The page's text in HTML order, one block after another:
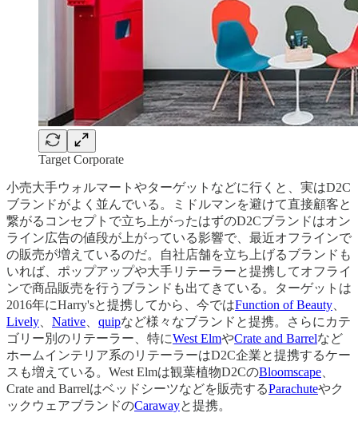
Target Corporate
小売大手ウォルマートやターゲットなどに行くと、実はD2C
ブランドがよく並んでいる。ミドルマンを避けて直接顧客と
繋がるコンセプトで立ち上がったはずのD2Cブランドはオン
ライン広告の値段が上がっている影響で、最近オフラインで
の販売が増えているのだ。自社店舗を立ち上げるブランドも
いれば、ポップアップや大手リテーラーと提携してオフライ
ンで商品販売を行うブランドも出てきている。ターゲットは
2016年にHarry'sと提携してから、今ではFunction of Beauty
Lively
Native quipなど様々なブランドと提携。さらにカテ
ゴリー別のリテーラー、特にWest ElmやCrate and Barrelなど
ホームインテリア系のリテーラーはD2C企業と提携するケー
スも増えている。West Elmは観葉植物D2CのBloomscape
Crate and Barrelはベッドシーツなどを販売するParachuteやク
ックウェアブランドのCarawayと提携。